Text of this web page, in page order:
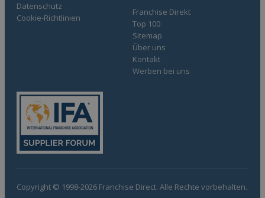
Franchise Direkt
Top 100
Sitemap
Über uns
Kontakt
Werben bei uns
Datenschutz
Cookie-Richtlinien
Copyright © 1998-2026 Franchise Direct. Alle Rechte vorbehalten.